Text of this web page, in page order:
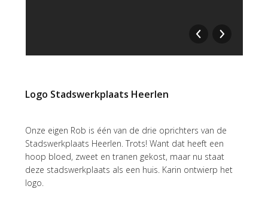
Logo Stadswerkplaats Heerlen
Onze eigen Rob is één van de drie oprichters van de
Stadswerkplaats Heerlen. Trots! Want dat heeft een
hoop bloed, zweet en tranen gekost, maar nu staat
deze stadswerkplaats als een huis. Karin ontwierp het
logo.